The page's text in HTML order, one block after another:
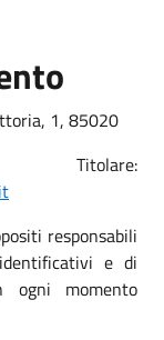
1, 85020
responsabili
e di
ogni momento